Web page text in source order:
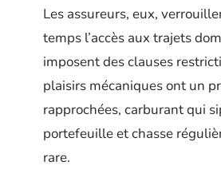
Les assureurs, eux,
temps l’accès aux trajets
imposent des clauses
plaisirs mécaniques ont un
rapprochées, carburant qui
portefeuille et chasse
rare.